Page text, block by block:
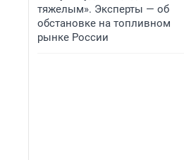
тяжелым». Эксперты — об
обстановке на топливном
рынке России